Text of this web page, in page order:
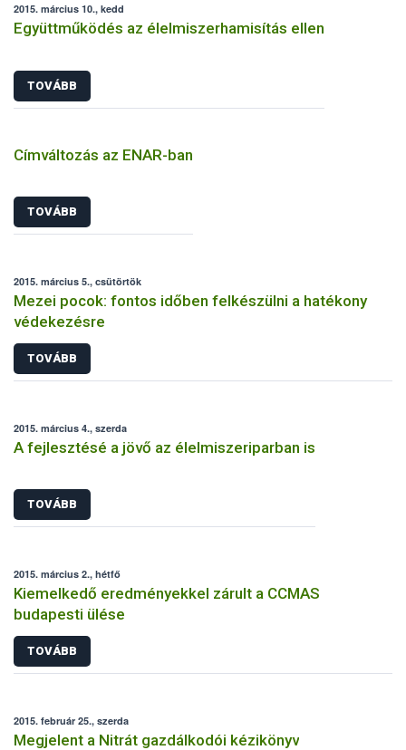
2015. március 10., kedd
Együttműködés az élelmiszerhamisítás ellen
TOVÁBB
Címváltozás az ENAR-ban
TOVÁBB
2015. március 5., csütörtök
Mezei pocok: fontos időben felkészülni a hatékony
védekezésre
TOVÁBB
2015. március 4., szerda
A fejlesztésé a jövő az élelmiszeriparban is
TOVÁBB
2015. március 2., hétfő
Kiemelkedő eredményekkel zárult a CCMAS
budapesti ülése
TOVÁBB
2015. február 25., szerda
Megjelent a Nitrát gazdálkodói kézikönyv